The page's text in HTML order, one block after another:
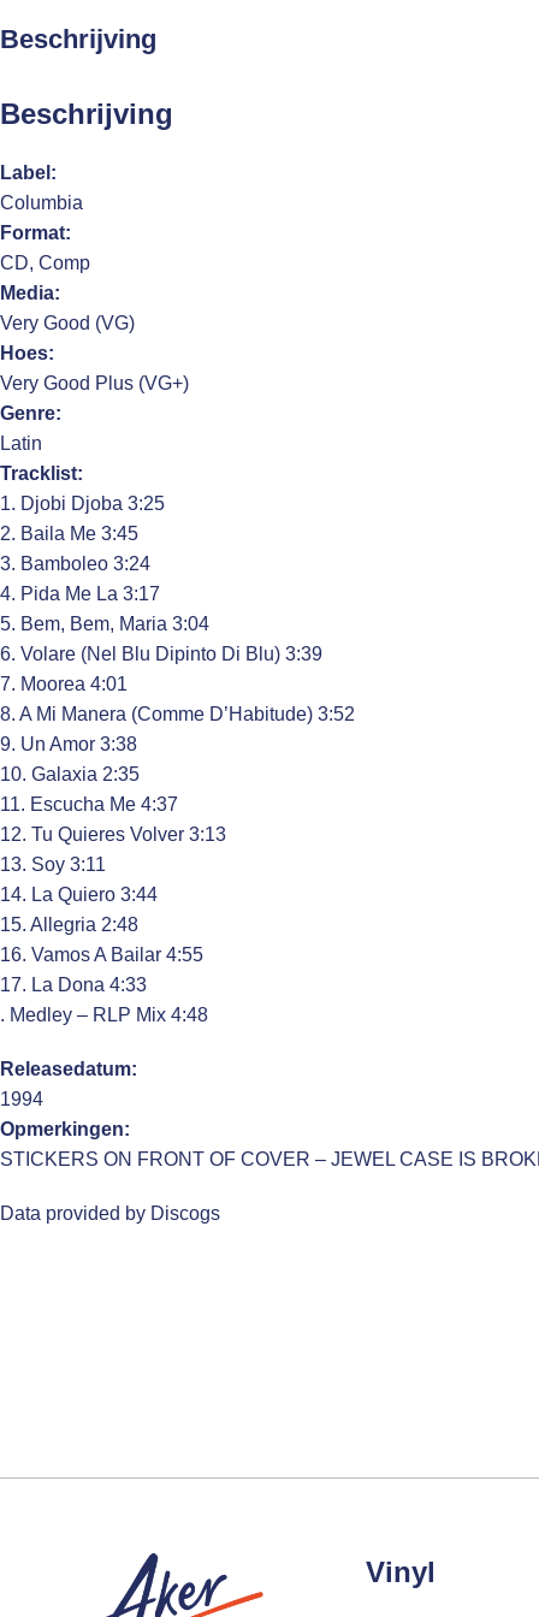
Beschrijving
Beschrijving
Label:
Columbia
Format:
CD, Comp
Media:
Very Good (VG)
Hoes:
Very Good Plus (VG+)
Genre:
Latin
Tracklist:
1. Djobi Djoba 3:25
2. Baila Me 3:45
3. Bamboleo 3:24
4. Pida Me La 3:17
5. Bem, Bem, Maria 3:04
6. Volare (Nel Blu Dipinto Di Blu) 3:39
7. Moorea 4:01
8. A Mi Manera (Comme D’Habitude) 3:52
9. Un Amor 3:38
10. Galaxia 2:35
11. Escucha Me 4:37
12. Tu Quieres Volver 3:13
13. Soy 3:11
14. La Quiero 3:44
15. Allegria 2:48
16. Vamos A Bailar 4:55
17. La Dona 4:33
. Medley – RLP Mix 4:48
Releasedatum:
1994
Opmerkingen:
STICKERS ON FRONT OF COVER – JEWEL CASE IS
Data provided by Discogs
Vinyl